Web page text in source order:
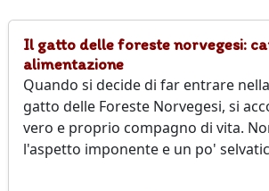
Il gatto delle foreste norvegesi:
alimentazione
Quando si decide di far entrare
gatto delle Foreste Norvegesi, si
vero e proprio compagno di vita.
l'aspetto imponente e un po'